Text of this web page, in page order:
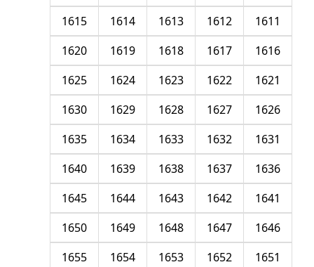
1611
1612
1613
1614
1615
1616
1617
1618
1619
1620
1621
1622
1623
1624
1625
1626
1627
1628
1629
1630
1631
1632
1633
1634
1635
1636
1637
1638
1639
1640
1641
1642
1643
1644
1645
1646
1647
1648
1649
1650
1651
1652
1653
1654
1655